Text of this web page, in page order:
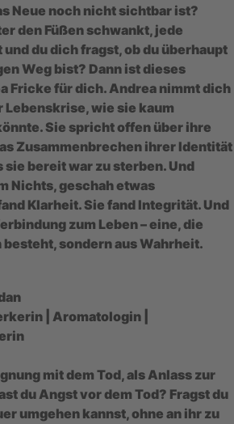
Neue noch nicht sichtbar ist?
den Füßen schwankt, jede
du dich fragst, ob du überhaupt
Weg bist? Dann ist dieses
Fricke für dich. Andrea nimmt dich
Lebenskrise, wie sie kaum
Sie spricht offen über ihre
Zusammenbrechen ihrer Identität
sie bereit war zu sterben. Und
Nichts, geschah etwas
Klarheit. Sie fand Integrität. Und
zum Leben – eine, die
sondern aus Wahrheit.
| Aromatologin |
mit dem Tod, als Anlass zur
du Angst vor dem Tod? Fragst du
umgehen kannst, ohne an ihr zu